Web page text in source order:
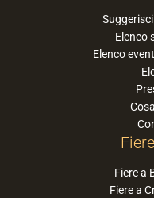
Elenco
Elenco
Fiere a
Fiere a